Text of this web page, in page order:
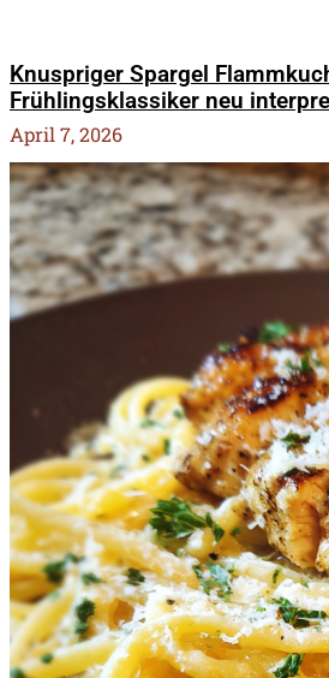
Knuspriger Spargel
Frühlingsklassiker neu
April 7, 2026